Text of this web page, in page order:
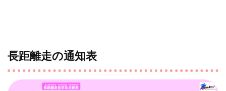
長距離走の通知表